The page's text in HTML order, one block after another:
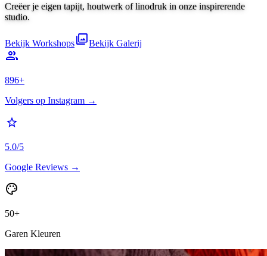
Creëer je eigen tapijt, houtwerk of linodruk in onze inspirerende
studio.
Bekijk Workshopsphoto_libraryBekijk Galerij
group
896+
Volgers op Instagram →
star
5.0/5
Google Reviews →
palette
50+
Garen Kleuren